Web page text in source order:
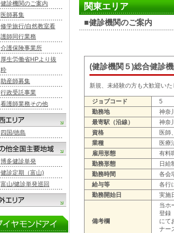
関東エリア
■健診機関のご案内
(健診機関５)総合健診
新規、未経験の方も大歓迎い
ジョブコード
5
勤務地
神奈
最寄駅（沿線）
神奈
資格
医師
業種
医療
雇用形態
有料
勤務形態
日給
勤務時間
各会
給与等
各行
勤務開始日
実施
備考欄
当ホ
登録
にて
ナー
健診機関のご案内
医師募集
修学旅行/自然教室看
護師同行業務
介護保険事業所
厚生労働省HPより抜
粋
助産師募集
行政受託事業
看護師業務その他
四国/徳島
博多健診単発
健診定期（富山)
富山/健診単発巡回